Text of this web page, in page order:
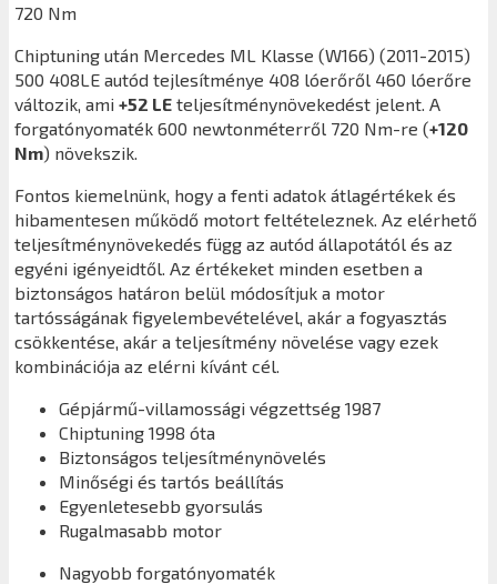
720 Nm
Chiptuning után Mercedes ML Klasse (W166) (2011-2015)
500 408LE autód tejlesítménye 408 lóerőről 460 lóerőre
változik, ami +52 LE teljesítménynövekedést jelent. A
forgatónyomaték 600 newtonméterről 720 Nm-re (+120
Nm) növekszik.
Fontos kiemelnünk, hogy a fenti adatok átlagértékek és
hibamentesen működő motort feltételeznek. Az elérhető
teljesítménynövekedés függ az autód állapotától és az
egyéni igényeidtől. Az értékeket minden esetben a
biztonságos határon belül módosítjuk a motor
tartósságának figyelembevételével, akár a fogyasztás
csökkentése, akár a teljesítmény növelése vagy ezek
kombinációja az elérni kívánt cél.
Gépjármű-villamossági végzettség 1987
Chiptuning 1998 óta
Biztonságos teljesítménynövelés
Minőségi és tartós beállítás
Egyenletesebb gyorsulás
Rugalmasabb motor
Nagyobb forgatónyomaték